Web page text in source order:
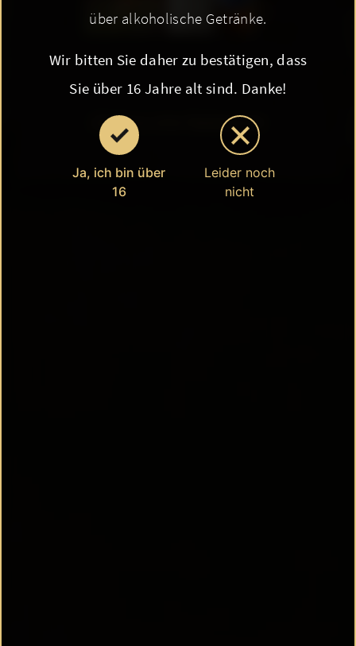
ZURÜCK ZUR ÜBERSICHT
über alkoholische Getränke.
Wir bitten Sie daher zu bestätigen, dass
Sie über 16 Jahre alt sind. Danke!
Ja, ich bin über
16
Leider noch
nicht